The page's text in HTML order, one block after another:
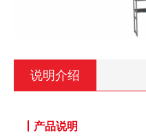
说明介绍
产品说明